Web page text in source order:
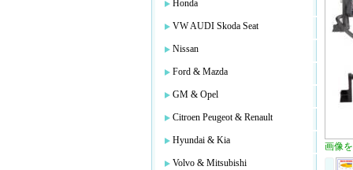
Honda
VW AUDI Skoda Seat
Nissan
Ford & Mazda
GM & Opel
Citroen Peugeot & Renault
Hyundai & Kia
Volvo & Mitsubishi
画像